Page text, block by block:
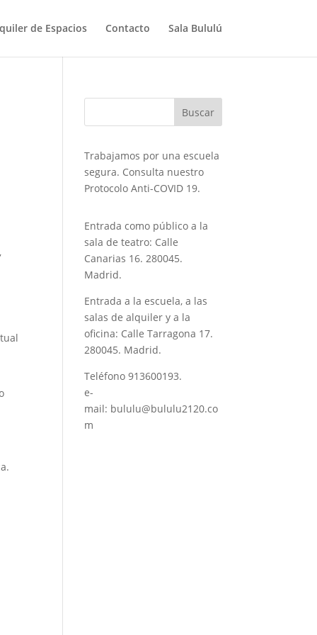
de Espacios Contacto Sala Bululú
Trabajamos por una escuela
segura. Consulta nuestro
Protocolo Anti-COVID 19.
Entrada como público a la
sala de teatro: Calle
Canarias 16. 280045.
Madrid.
Entrada a la escuela, a las
salas de alquiler y a la
oficina: Calle Tarragona 17.
280045. Madrid.
Teléfono913600193.
e-
mail: bululu@bululu2120.co
m